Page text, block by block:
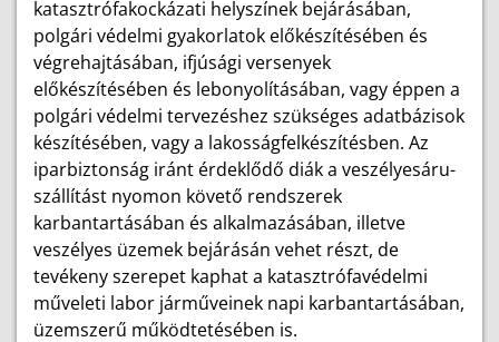
katasztrófakockázati helyszínek bejárásában,
polgári védelmi gyakorlatok előkészítésében és
végrehajtásában, ifjúsági versenyek
előkészítésében és lebonyolításában, vagy éppen a
polgári védelmi tervezéshez szükséges adatbázisok
készítésében, vagy a lakosságfelkészítésben. Az
iparbiztonság iránt érdeklődő diák a veszélyesáru-
szállítást nyomon követő rendszerek
karbantartásában és alkalmazásában, illetve
veszélyes üzemek bejárásán vehet részt, de
tevékeny szerepet kaphat a katasztrófavédelmi
műveleti labor járműveinek napi karbantartásában,
üzemszerű működtetésében is.